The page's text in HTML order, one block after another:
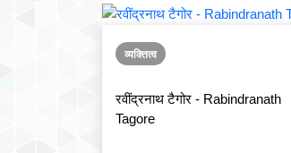
व्यक्तित्व
रवींद्रनाथ टैगोर - Rabindranath
Tagore